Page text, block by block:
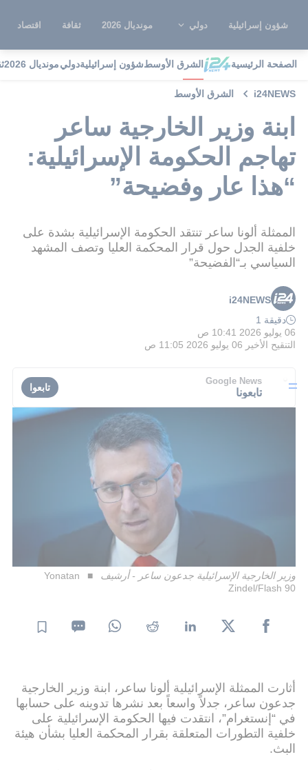
شؤون إسرائيلية دولي مونديال 2026 ثقافة اقتصاد
الصفحة الرئيسية الشرق الأوسطشؤون إسرائيليةدوليمونديال 2026
i24NEWS الشرق الأوسط
ابنة وزير الخارجية ساعر
تهاجم الحكومة الإسرائيلية:
“هذا عار وفضيحة”
الممثلة ألونا ساعر تنتقد الحكومة الإسرائيلية بشدة على
خلفية الجدل حول قرار المحكمة العليا وتصف المشهد
السياسي بـ“الفضيحة”
i24NEWS
دقيقة 1
06 يوليو 2026 10:41 ص
التنقيح الأخير 06 يوليو 2026 11:05 ص
Google News
تابعونا تابعوا
وزير الخارجية الإسرائيلية جدعون ساعر - أرشيف
Yonatan
Zindel/Flash 90
أثارت الممثلة الإسرائيلية ألونا ساعر، ابنة وزير الخارجية
جدعون ساعر، جدلاً واسعاً بعد نشرها تدوينه على حسابها
في “إنستغرام”، انتقدت فيها الحكومة الإسرائيلية على
خلفية التطورات المتعلقة بقرار المحكمة العليا بشأن هيئة
البث.